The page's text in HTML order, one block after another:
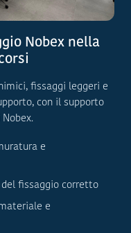
Nobex nella
fissaggi leggeri e
con il supporto
e
fissaggio corretto
e